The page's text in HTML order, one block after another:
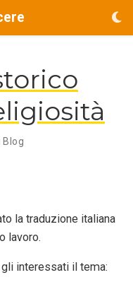
Blog
la traduzione italiana
lavoro.
interessati il tema: